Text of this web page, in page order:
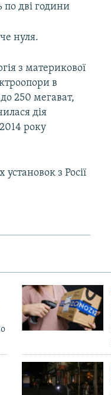
дві години
нуля.
з материкової
в
250 мегават,
дія
року
з Росії